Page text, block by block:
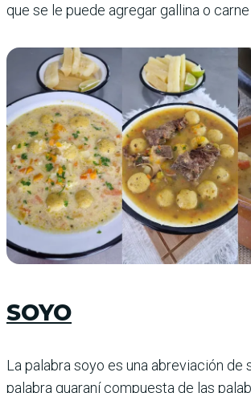
que se le puede agregar gallina o
SOYO
La palabra soyo es una abreviación de
palabra guaraní compuesta de las